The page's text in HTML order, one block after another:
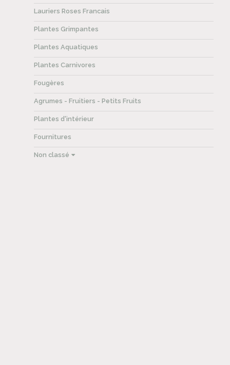
Lauriers Roses Francais
Plantes Grimpantes
Plantes Aquatiques
Plantes Carnivores
Fougères
Agrumes - Fruitiers - Petits Fruits
Plantes d'intérieur
Fournitures
Non classé